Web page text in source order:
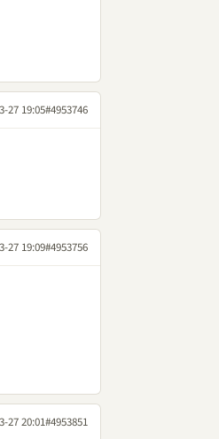
27 19:05#4953746
27 19:09#4953756
27 20:01#4953851